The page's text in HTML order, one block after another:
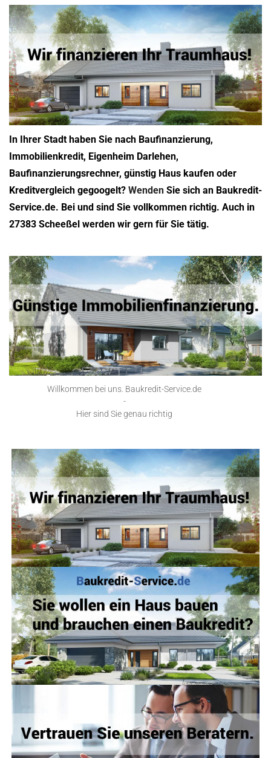
In Ihrer Stadt haben Sie nach Baufinanzierung,
Immobilienkredit, Eigenheim Darlehen,
Baufinanzierungsrechner, günstig Haus kaufen oder
Kreditvergleich gegoogelt? Wenden Sie sich an Baukredit-
Service.de. Bei und sind Sie vollkommen richtig. Auch in
27383 Scheeßel werden wir gern für Sie tätig.
Willkommen bei uns. Baukredit-Service.de
-
Hier sind Sie genau richtig